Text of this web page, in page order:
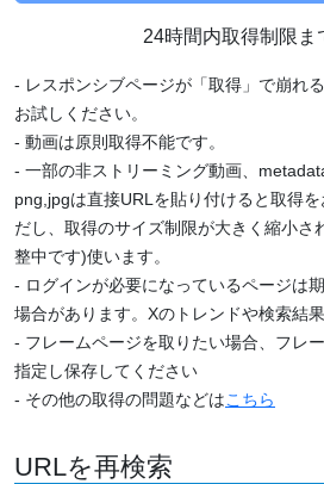
24時間内取得制限ま
- レスポンシブページが「取得」で崩れ
お試しください。
- 動画は原則取得不能です。
- 一部の非ストリーミング動画、
png,jpgは直接URLを貼り付けると取得
だし、取得のサイズ制限が大きく縮小さ
整中です)使います。
- ログインが必要になっているページは
場合があります。Xのトレンドや検索結
- フレームページを取りたい場合、フレ
指定し保存してください
- その他の取得の問題などはこちら
URLを再検索